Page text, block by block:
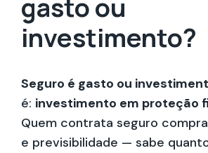
gasto ou
investimento?
Seguro é gasto ou
é: investimento em proteção
Quem contrata seguro
e previsibilidade — sabe